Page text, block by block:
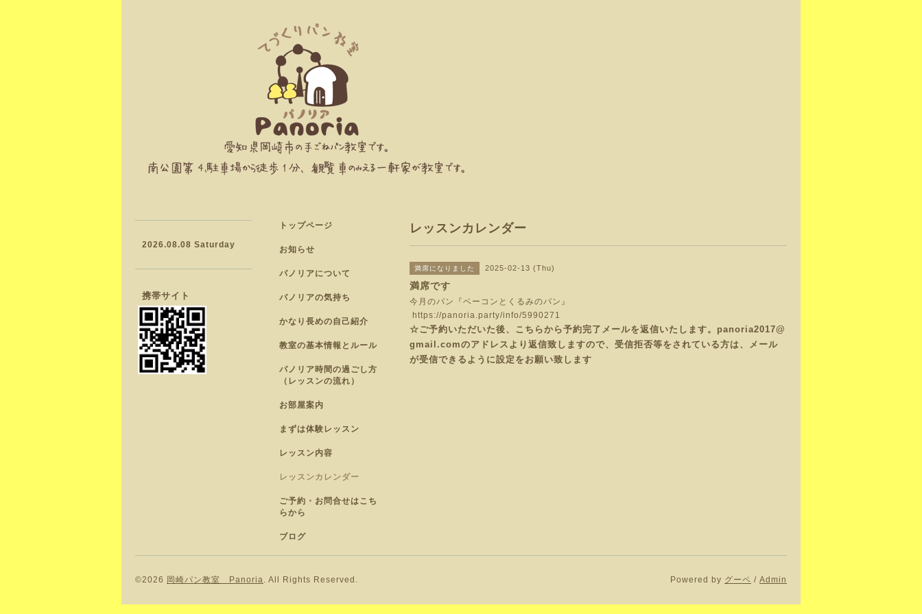
レッスンカレンダー
満席になりました 2025-02-13 (Thu)
満席です
今月のパン『ベーコンとくるみのパン』
https://panoria.party/info/5990271
☆ご予約いただいた後、こちらから予約完了メールを返信いたします。panoria2017@
gmail.comのアドレスより返信致しますので、受信拒否等をされている方は、メール
が受信できるように設定をお願い致します
トップページ
お知らせ
パノリアについて
パノリアの気持ち
かなり長めの自己紹介
教室の基本情報とルール
パノリア時間の過ごし方
（レッスンの流れ）
お部屋案内
まずは体験レッスン
レッスン内容
レッスンカレンダー
ご予約・お問合せはこち
らから
ブログ
2026.08.08 Saturday
携帯サイト
©2026 岡崎パン教室 Panoria. All Rights Reserved. Powered by グーペ / Admin